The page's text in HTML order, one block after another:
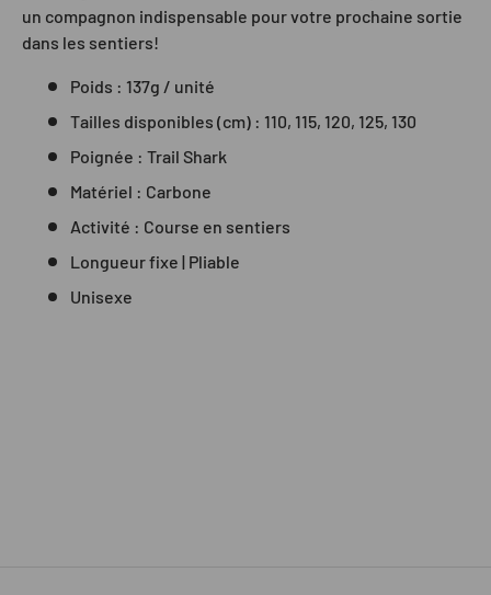
un compagnon indispensable pour votre prochaine sortie
dans les sentiers!
Poids : 137g / unité
Tailles disponibles (cm) : 110, 115, 120, 125, 130
Poignée : Trail Shark
Matériel : Carbone
Activité : Course en sentiers
Longueur fixe | Pliable
Unisexe